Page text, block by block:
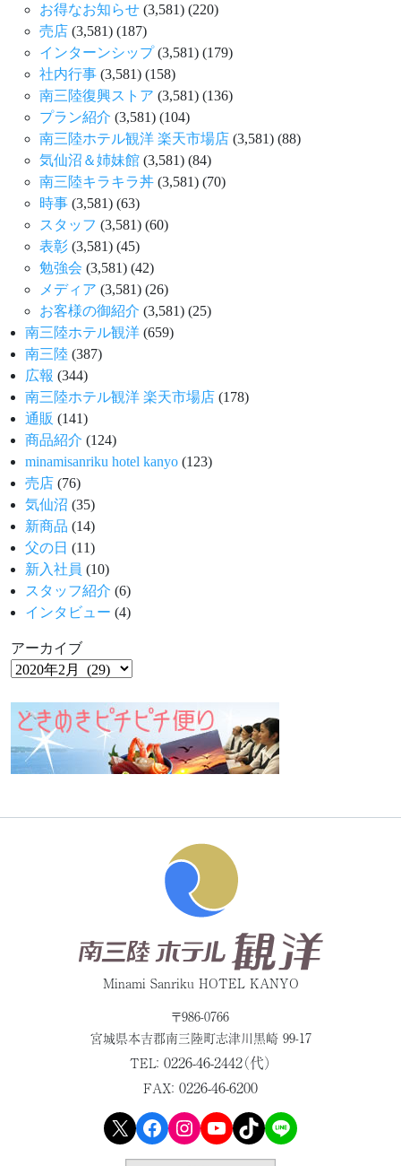
お得なお知らせ (3,581) (220)
売店 (3,581) (187)
インターンシップ(3,581) (179)
社内行事 (3,581) (158)
南三陸復興ストア (3,581) (136)
プラン紹介 (3,581) (104)
南三陸ホテル観洋 楽天市場店 (3,581) (88)
気仙沼＆姉妹館 (3,581) (84)
南三陸キラキラ丼 (3,581) (70)
時事 (3,581) (63)
スタッフ (3,581) (60)
表彰 (3,581) (45)
勉強会 (3,581) (42)
メディア (3,581) (26)
お客様の御紹介 (3,581) (25)
南三陸ホテル観洋 (659)
南三陸 (387)
広報 (344)
南三陸ホテル観洋 楽天市場店 (178)
通販 (141)
商品紹介 (124)
minamisanriku hotel kanyo (123)
売店 (76)
気仙沼 (35)
新商品 (14)
父の日 (11)
新入社員 (10)
スタッフ紹介 (6)
インタビュー (4)
アーカイブ
Minami Sanriku HOTEL KANYO
〒986-0766
宮城県本吉郡南三陸町志津川黒崎 99-17
TEL： 0226-46-2442（代）
FAX： 0226-46-6200
X Facebook Instagram YouTube TikTok LINE